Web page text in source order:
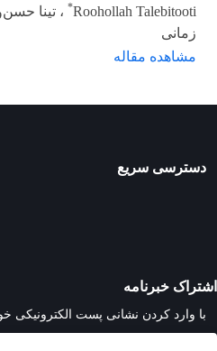
Roohollah Talebitooti
* ، تینا
زمانی
مشاهده مقاله
دسترسی سریع
اشتراک خبرنامه
با وارد کردن نشانی پست الکترونیکی